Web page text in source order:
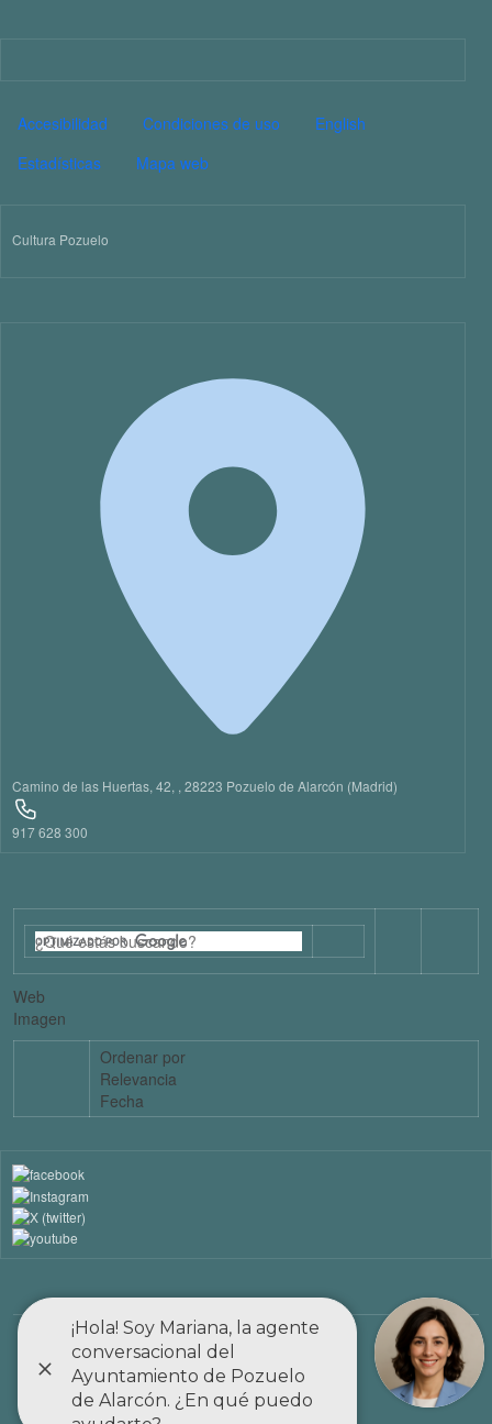
15
PIE DE PÁGINA CULTURA
Accesibilidad Condiciones de uso
English
Estadísticas
Mapa web
Cultura Pozuelo
Camino de las Huertas, 42, , 28223 Pozuelo de Alarcón (Madrid)
917 628 300
Web
Imagen
Ordenar por
Relevancia
Fecha